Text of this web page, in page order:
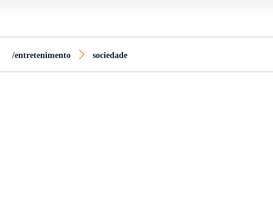
/entretenimento sociedade